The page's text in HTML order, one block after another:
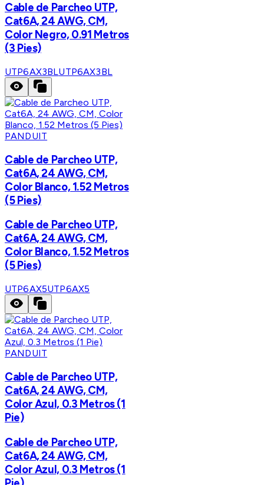
Cable de Parcheo UTP,
Cat6A, 24 AWG, CM,
Color Negro, 0.91 Metros
(3 Pies)
UTP6AX3BLUTP6AX3BL
PANDUIT
Cable de Parcheo UTP,
Cat6A, 24 AWG, CM,
Color Blanco, 1.52 Metros
(5 Pies)
Cable de Parcheo UTP,
Cat6A, 24 AWG, CM,
Color Blanco, 1.52 Metros
(5 Pies)
UTP6AX5UTP6AX5
PANDUIT
Cable de Parcheo UTP,
Cat6A, 24 AWG, CM,
Color Azul, 0.3 Metros (1
Pie)
Cable de Parcheo UTP,
Cat6A, 24 AWG, CM,
Color Azul, 0.3 Metros (1